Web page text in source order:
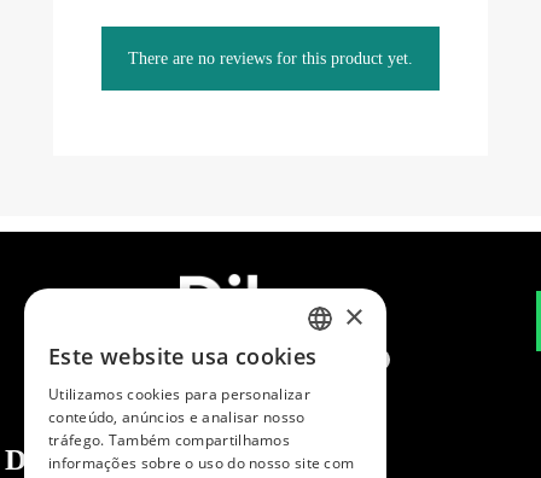
There are no reviews for this product yet.
Dibaq
SPANISH
ENGLISH
PORTUGUESE
×
Este website usa cookies
Utilizamos cookies para personalizar
conteúdo, anúncios e analisar nosso
tráfego. Também compartilhamos
informações sobre o uso do nosso site com